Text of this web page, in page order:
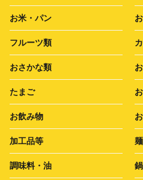
お米・パン
フルーツ類
おさかな類
たまご
お飲み物
加工品等
調味料・油